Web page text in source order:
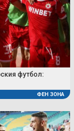
футбол:
ФЕН ЗОНА